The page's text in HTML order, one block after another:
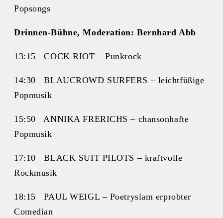
Popsongs
Drinnen-Bühne, Moderation: Bernhard Abb
13:15 COCK RIOT – Punkrock
14:30 BLAUCROWD SURFERS – leichtfüßige
Popmusik
15:50 ANNIKA FRERICHS – chansonhafte
Popmusik
17:10 BLACK SUIT PILOTS – kraftvolle
Rockmusik
18:15 PAUL WEIGL – Poetryslam erprobter
Comedian